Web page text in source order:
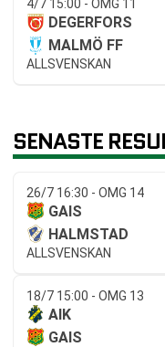
4/7 15:00 - OMG 11
DEGERFORS
MALMÖ FF
ALLSVENSKAN
SENASTE
26/7 16:30 - OMG 14
GAIS
HALMSTAD
ALLSVENSKAN
18/7 15:00 - OMG 13
AIK
GAIS